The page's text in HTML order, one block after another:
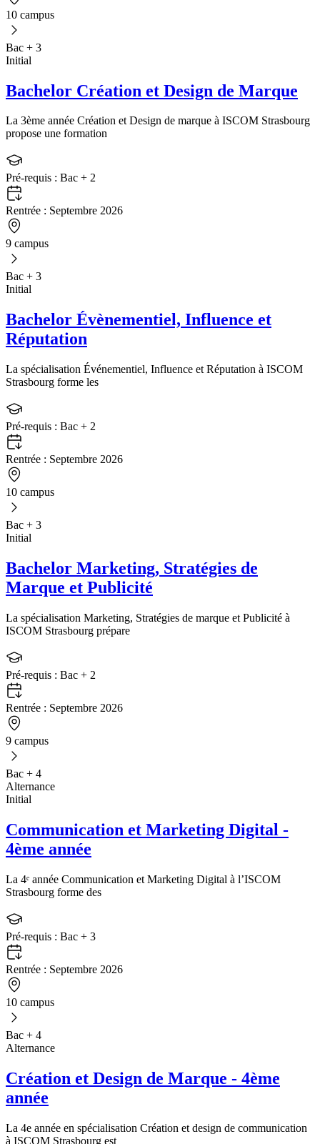
10 campus
Bac + 3
Initial
Bachelor Création et Design de Marque
La 3ème année Création et Design de marque à ISCOM Strasbourg
propose une formation
Pré-requis : Bac + 2
Rentrée : Septembre 2026
9 campus
Bac + 3
Initial
Bachelor Évènementiel, Influence et
Réputation
La spécialisation Événementiel, Influence et Réputation à ISCOM
Strasbourg forme les
Pré-requis : Bac + 2
Rentrée : Septembre 2026
10 campus
Bac + 3
Initial
Bachelor Marketing, Stratégies de
Marque et Publicité
La spécialisation Marketing, Stratégies de marque et Publicité à
ISCOM Strasbourg prépare
Pré-requis : Bac + 2
Rentrée : Septembre 2026
9 campus
Bac + 4
Alternance
Initial
Communication et Marketing Digital -
4ème année
La 4ᵉ année Communication et Marketing Digital à l’ISCOM
Strasbourg forme des
Pré-requis : Bac + 3
Rentrée : Septembre 2026
10 campus
Bac + 4
Alternance
Création et Design de Marque - 4ème
année
La 4e année en spécialisation Création et design de communication
à ISCOM Strasbourg est